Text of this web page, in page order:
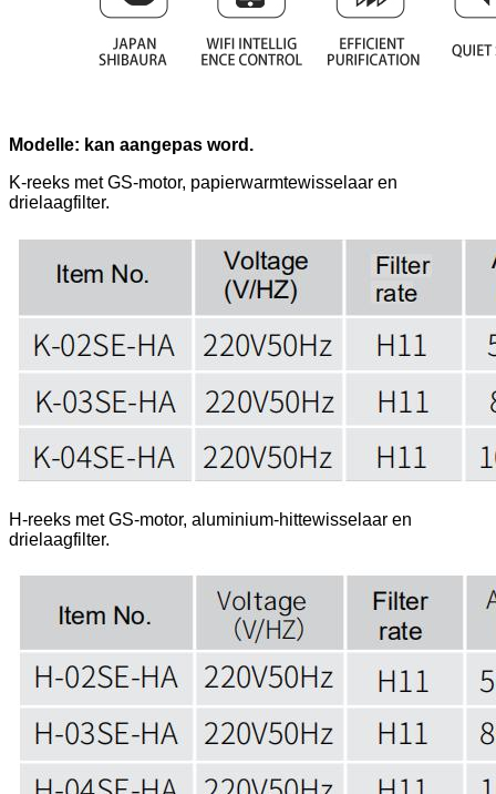
Modelle: kan aangepas word.
K-reeks met GS-motor, papierwarmtewisselaar en
drielaagfilter.
H-reeks met GS-motor, aluminium-hittewisselaar en
drielaagfilter.